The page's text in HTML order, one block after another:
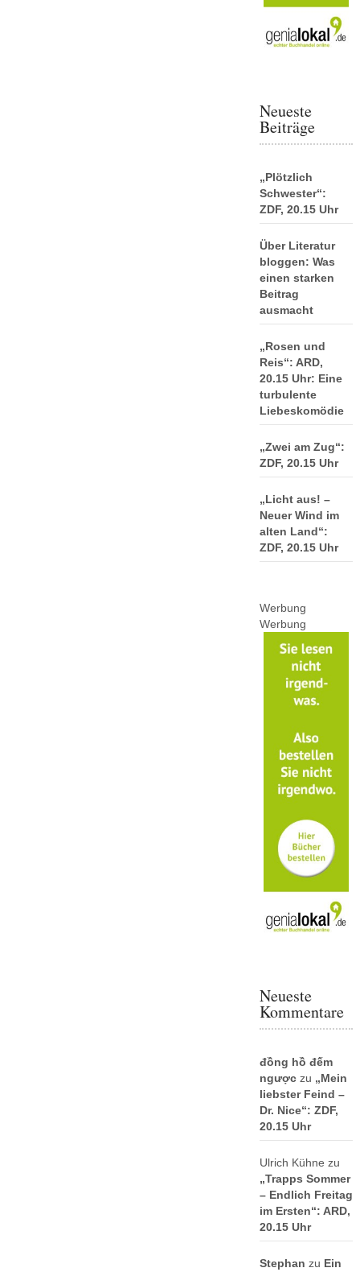
Neueste
Beiträge
„Plötzlich
Schwester“:
ZDF, 20.15 Uhr
Über Literatur
bloggen: Was
einen starken
Beitrag
ausmacht
„Rosen und
Reis“: ARD,
20.15 Uhr: Eine
turbulente
Liebeskomödie
„Zwei am Zug“:
ZDF, 20.15 Uhr
„Licht aus! –
Neuer Wind im
alten Land“:
ZDF, 20.15 Uhr
Werbung
Werbung
Neueste
Kommentare
đồng hồ đếm
ngượczu „Mein
liebster Feind –
Dr. Nice“: ZDF,
20.15 Uhr
Ulrich Kühne zu
„Trapps Sommer
– Endlich Freitag
im Ersten“: ARD,
20.15 Uhr
Stephan zu Ein